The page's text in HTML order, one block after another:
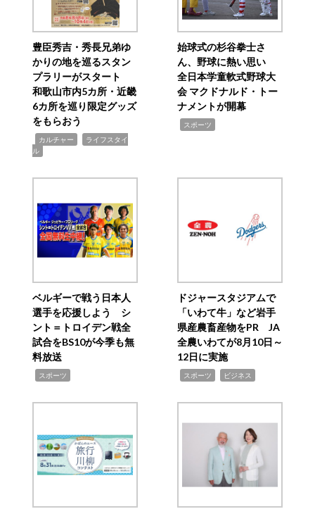
豊臣秀吉・秀長兄弟ゆ
かりの地を巡るスタン
プラリーがスタート
和歌山市内5カ所・近畿
6カ所を巡り限定グッズ
をもらおう
カルチャー
ライフスタイ
ル
始球式の杉谷拳士さ
ん、野球に熱い思い
全日本学童軟式野球大
会 マクドナルド・トー
ナメントが開幕
スポーツ
ベルギーで戦う日本人
選手を応援しよう シ
ント＝トロイデン戦全
試合をBS10が今季も無
料放送
スポーツ
ドジャースタジアムで
「いわて牛」など岩手
県産農畜産物をPR JA
全農いわてが8月10日～
12日に実施
スポーツ ビジネス